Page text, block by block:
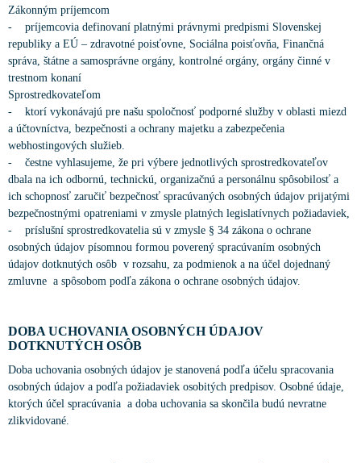
Zákonným príjemcom
- príjemcovia definovaní platnými právnymi predpismi Slovenskej
republiky a EÚ – zdravotné poisťovne, Sociálna poisťovňa, Finančná
správa, štátne a samosprávne orgány, kontrolné orgány, orgány činné v
trestnom konaní
Sprostredkovateľom
- ktorí vykonávajú pre našu spoločnosť podporné služby v oblasti miezd
a účtovníctva, bezpečnosti a ochrany majetku a zabezpečenia
webhostingových služieb.
- čestne vyhlasujeme, že pri výbere jednotlivých sprostredkovateľov
dbala na ich odbornú, technickú, organizačnú a personálnu spôsobilosť a
ich schopnosť zaručiť bezpečnosť spracúvaných osobných údajov prijatými
bezpečnostnými opatreniami v zmysle platných legislatívnych požiadaviek,
- príslušní sprostredkovatelia sú v zmysle § 34 zákona o ochrane
osobných údajov písomnou formou poverený spracúvaním osobných
údajov dotknutých osôb v rozsahu, za podmienok a na účel dojednaný
zmluvne a spôsobom podľa zákona o ochrane osobných údajov.
DOBA UCHOVANIA OSOBNÝCH ÚDAJOV
DOTKNUTÝCH OSÔB
Doba uchovania osobných údajov je stanovená podľa účelu spracovania
osobných údajov a podľa požiadaviek osobitých predpisov. Osobné údaje,
ktorých účel spracúvania a doba uchovania sa skončila budú nevratne
zlikvidované.